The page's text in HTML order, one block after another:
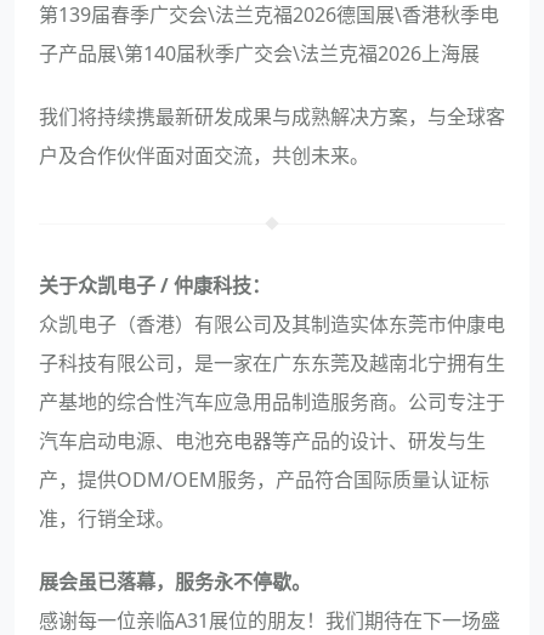
第139届春季广交会\法兰克福2026德国展\香港秋季电
子产品展\第140届秋季广交会\法兰克福2026上海展
我们将持续携最新研发成果与成熟解决方案，与全球客
户及合作伙伴面对面交流，共创未来。
关于众凯电子 / 仲康科技：
众凯电子（香港）有限公司及其制造实体东莞市仲康电
子科技有限公司，是一家在广东东莞及越南北宁拥有生
产基地的综合性汽车应急用品制造服务商。公司专注于
汽车启动电源、电池充电器等产品的设计、研发与生
产，提供ODM/OEM服务，产品符合国际质量认证标
准，行销全球。
展会虽已落幕，服务永不停歇。
感谢每一位亲临A31展位的朋友！我们期待在下一场盛